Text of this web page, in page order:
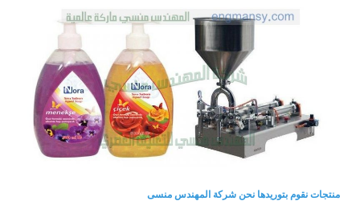
منتجات نقوم بتوريدها نحن شركة المهندس منسى